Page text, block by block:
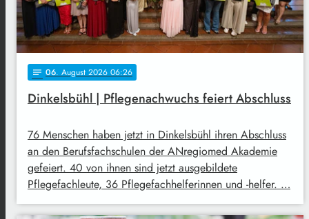
notes 06. August 2026 06:26
Dinkelsbühl | Pflegenachwuchs feiert Abschluss
76 Menschen haben jetzt in Dinkelsbühl ihren Abschluss
an den Berufsfachschulen der ANregiomed Akademie
gefeiert. 40 von ihnen sind jetzt ausgebildete
Pflegefachleute, 36 Pflegefachhelferinnen und -helfer. …